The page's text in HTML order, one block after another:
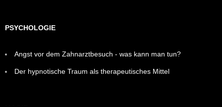
PSYCHOLOGIE
Angst vor dem Zahnarztbesuch - was kann man tun?
Der hypnotische Traum als therapeutisches Mittel